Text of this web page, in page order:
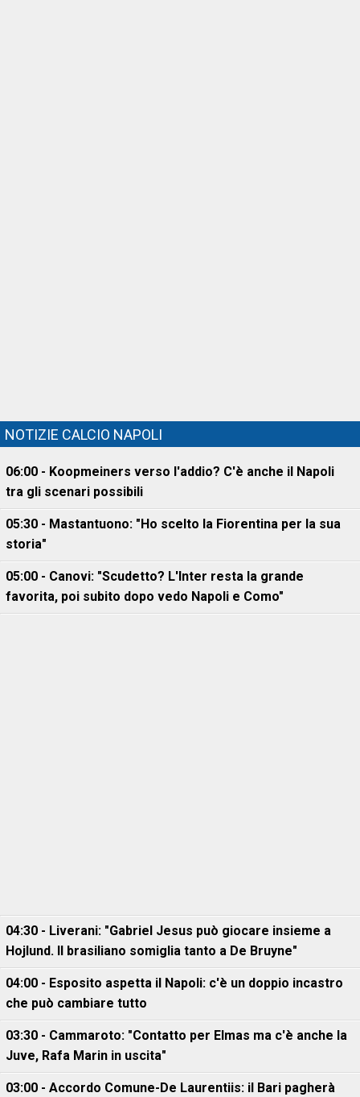
NOTIZIE CALCIO NAPOLI
06:00 - Koopmeiners verso l'addio? C'è anche il Napoli
tra gli scenari possibili
05:30 - Mastantuono: "Ho scelto la Fiorentina per la sua
storia"
05:00 - Canovi: "Scudetto? L'Inter resta la grande
favorita, poi subito dopo vedo Napoli e Como"
04:30 - Liverani: "Gabriel Jesus può giocare insieme a
Hojlund. Il brasiliano somiglia tanto a De Bruyne"
04:00 - Esposito aspetta il Napoli: c'è un doppio incastro
che può cambiare tutto
03:30 - Cammaroto: "Contatto per Elmas ma c'è anche la
Juve, Rafa Marin in uscita"
03:00 - Accordo Comune-De Laurentiis: il Bari pagherà